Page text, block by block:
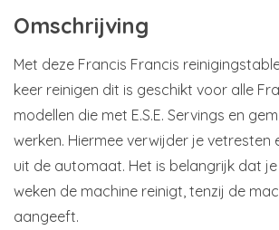
Omschrijving
Met deze Francis Francis
keer reinigen dit is geschikt voor alle
modellen die met E.S.E. Servings en
werken. Hiermee verwijder je vetresten
uit de automaat. Het is belangrijk dat je
weken de machine reinigt, tenzij de
aangeeft.